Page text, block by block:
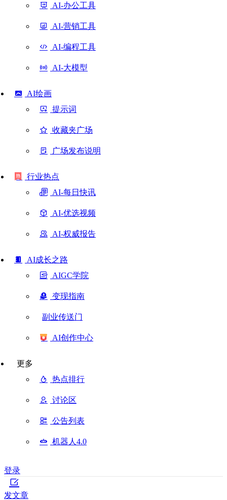
AI-办公工具
AI-营销工具
AI-编程工具
AI-大模型
AI绘画
提示词
收藏夹广场
广场发布说明
行业热点
AI-每日快讯
AI-优选视频
AI-权威报告
AI成长之路
AIGC学院
变现指南
副业传送门
AI创作中心
更多
热点排行
讨论区
公告列表
机器人4.0
登录
发文章